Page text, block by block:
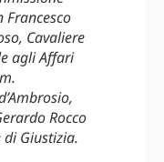
Cavaliere
agli Affari
Rocco
Giustizia.